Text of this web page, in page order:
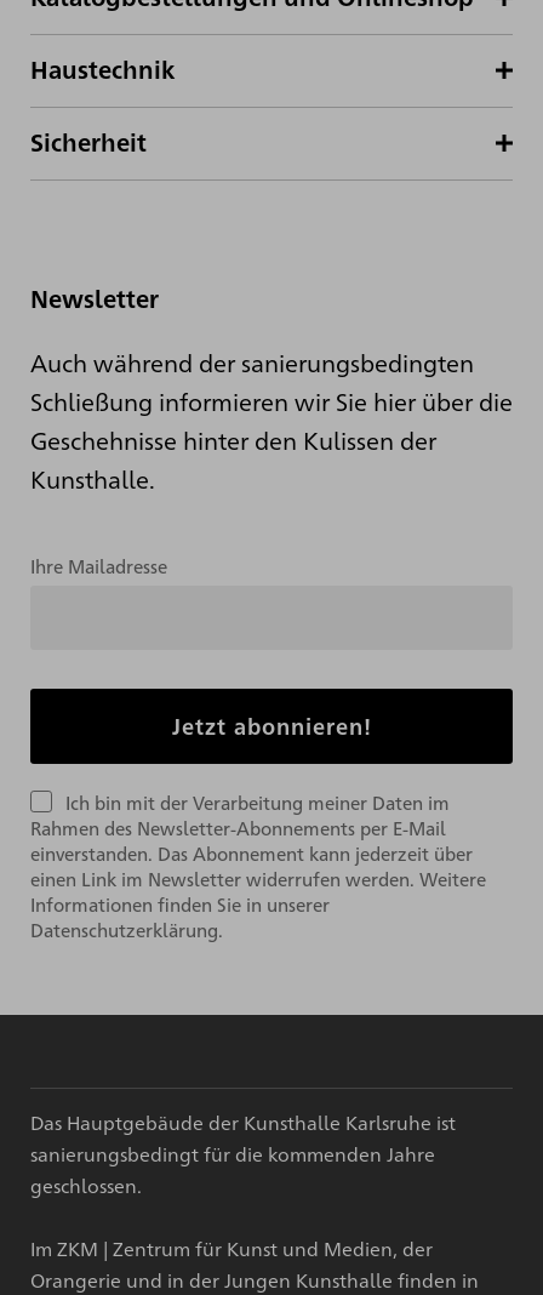
Haustechnik
Sicherheit
Newsletter
Auch während der sanierungsbedingten
Schließung informieren wir Sie hier über die
Geschehnisse hinter den Kulissen der
Kunsthalle.
Ihre Mailadresse
Ich bin mit der Verarbeitung meiner Daten im
Rahmen des Newsletter-Abonnements per E-Mail
einverstanden. Das Abonnement kann jederzeit über
einen Link im Newsletter widerrufen werden. Weitere
Informationen finden Sie in unserer
Datenschutzerklärung.
Das Hauptgebäude der Kunsthalle Karlsruhe ist
sanierungsbedingt für die kommenden Jahre
geschlossen.
Im ZKM | Zentrum für Kunst und Medien, der
Orangerie und in der Jungen Kunsthalle finden in